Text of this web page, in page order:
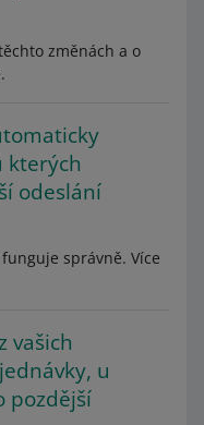
změnách a o
kterých
odeslání
správně. Více
vašich
u
pozdější